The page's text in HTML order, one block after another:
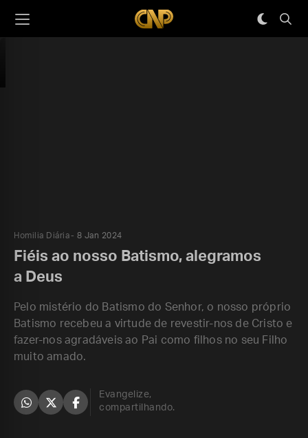
Homilia Diária 8 Jan 2024
Fiéis ao nosso Batismo, alegramos
a Deus
Pelo mistério do Batismo do Senhor, o nosso próprio
Batismo recebeu a virtude de revestir-nos de Cristo e
fazer-nos agradáveis ao Pai como filhos no seu Filho
muito amado.
Evangelize,
compartilhando.